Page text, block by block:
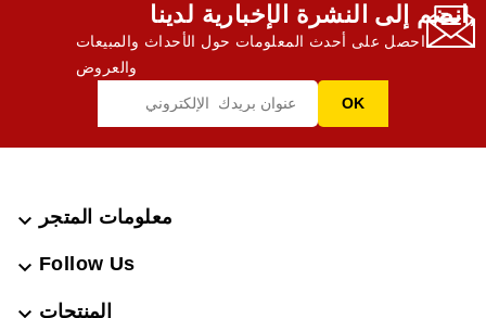
انضم إلى النشرة الإخبارية لدينا,
احصل على أحدث المعلومات حول الأحداث والمبيعات
والعروض
معلومات المتجر 
Follow Us

المنتجات